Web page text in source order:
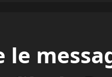
le